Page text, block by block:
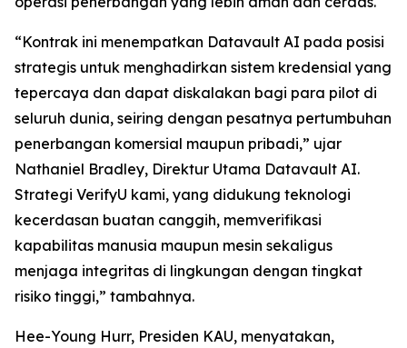
“Kontrak ini menempatkan Datavault AI pada posisi
strategis untuk menghadirkan sistem kredensial yang
tepercaya dan dapat diskalakan bagi para pilot di
seluruh dunia, seiring dengan pesatnya pertumbuhan
penerbangan komersial maupun pribadi,” ujar
Nathaniel Bradley, Direktur Utama Datavault AI.
Strategi VerifyU kami, yang didukung teknologi
kecerdasan buatan canggih, memverifikasi
kapabilitas manusia maupun mesin sekaligus
menjaga integritas di lingkungan dengan tingkat
risiko tinggi,” tambahnya.
Hee-Young Hurr, Presiden KAU, menyatakan,